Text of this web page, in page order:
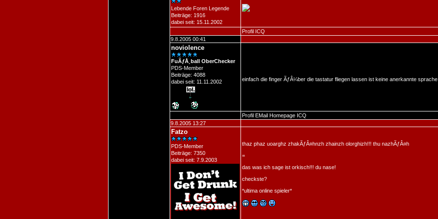
Lebende Foren Legende
Beiträge: 1916
dabei seit: 15.11.2002
Profil ICQ
9.8.2005 00:41
noviolence
FuÃƒÅ¸ball OberChecker
PDS-Member
Beiträge: 4088
dabei seit: 11.11.2002
einfach die finger ÃƒÂ¼ber die tastatur fliegen lassen ist keine anerkannte
Profil EMail Homepage ICQ
9.8.2005 13:27
Fatzo
PDS-Member
Beiträge: 7350
dabei seit: 7.9.2003
thaz phaz uoarghz zhakÃƒÂ¤hnzh zhainzh olorghizh!!! thu nazhÃƒÂ¤h
=
das was ich sage ist orkisch!!! du nase!
checkste?
*ultima online spieler*